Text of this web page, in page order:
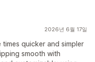
2026년 6월 17일
quicker and simpler
smooth with